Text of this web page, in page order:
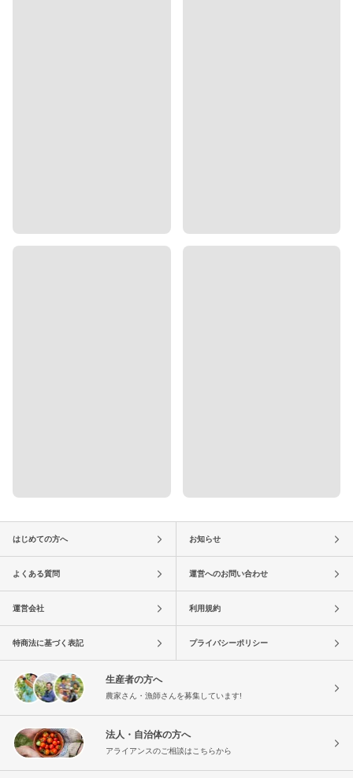
はじめての方へ お知らせ
よくある質問 運営へのお問い合わせ
運営会社 利用規約
特商法に基づく表記 プライバシーポリシー
生産者の方へ
農家さん・漁師さんを募集しています!
法人・自治体の方へ
アライアンスのご相談はこちらから